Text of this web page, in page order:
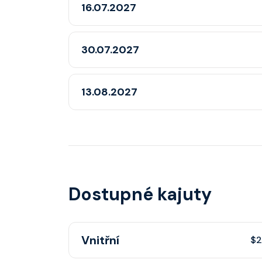
16.07.2027
30.07.2027
13.08.2027
Dostupné kajuty
Vnitřní